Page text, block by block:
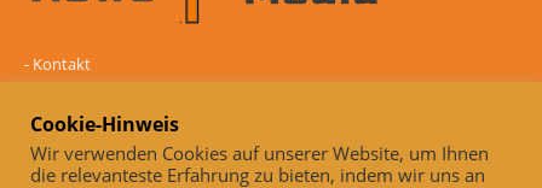
- Kontakt
Datenschutz
-Impressum
Cookie-Hinweis
Wir verwenden Cookies auf unserer Website, um Ihnen
die relevanteste Erfahrung zu bieten, indem wir uns an